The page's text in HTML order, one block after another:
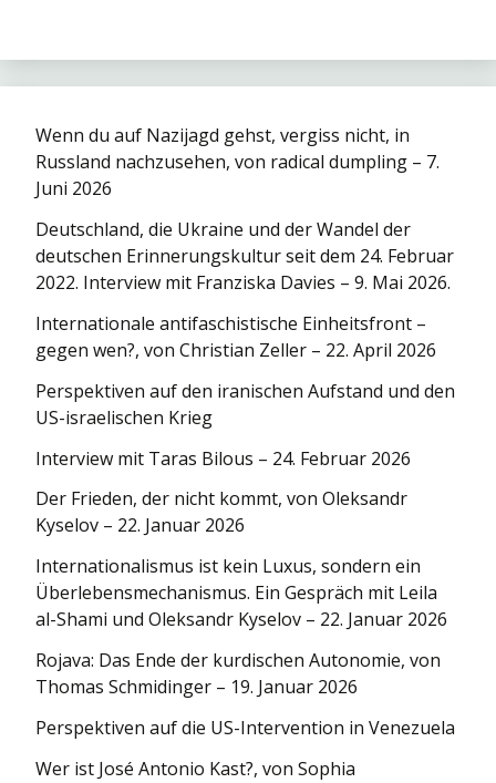
Wenn du auf Nazijagd gehst, vergiss nicht, in
Russland nachzusehen, von radical dumpling – 7.
Juni 2026
Deutschland, die Ukraine und der Wandel der
deutschen Erinnerungskultur seit dem 24. Februar
2022. Interview mit Franziska Davies – 9. Mai 2026.
Internationale antifaschistische Einheitsfront –
gegen wen?, von Christian Zeller – 22. April 2026
Perspektiven auf den iranischen Aufstand und den
US-israelischen Krieg
Interview mit Taras Bilous – 24. Februar 2026
Der Frieden, der nicht kommt, von Oleksandr
Kyselov – 22. Januar 2026
Internationa­lismus ist kein Luxus, sondern ein
Überlebens­mechanismus. Ein Gespräch mit Leila
al-Shami und Oleksandr Kyselov – 22. Januar 2026
Rojava: Das Ende der kurdischen Autonomie, von
Thomas Schmidinger – 19. Januar 2026
Perspektiven auf die US-Intervention in Venezuela
Wer ist José Antonio Kast?, von Sophia